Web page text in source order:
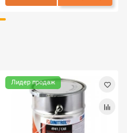
Лидер продаж